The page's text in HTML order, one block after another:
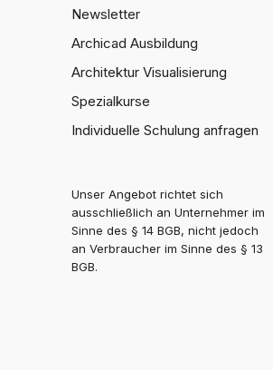
Newsletter
Archicad Ausbildung
Architektur Visualisierung
Spezialkurse
Individuelle Schulung anfragen
Unser Angebot richtet sich
ausschließlich an Unternehmer im
Sinne des § 14 BGB, nicht jedoch
an Verbraucher im Sinne des § 13
BGB.